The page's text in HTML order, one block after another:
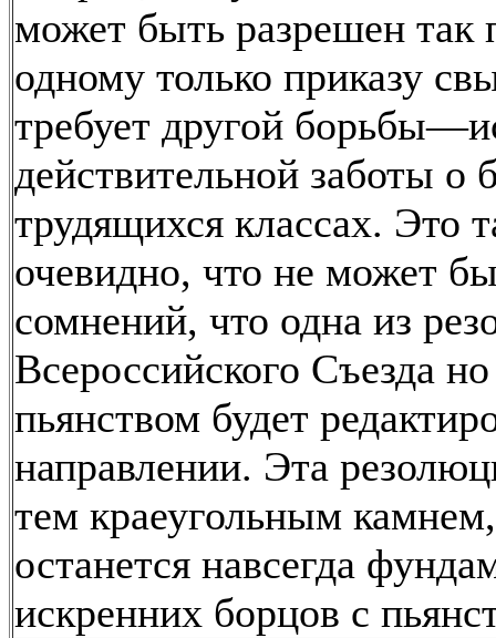
может быть разрешен так
одному только приказу
требует другой
действительной заботы о
трудящихся классах. Это
очевидно, что не может
сомнений, что одна из
Всероссийского Съезда
пьянством будет
направлении. Эта
тем краеугольным
останется навсегда
искренних борцов с